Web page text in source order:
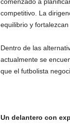
competitivo. La
equilibrio y
Dentro de las
actualmente se
que el futbolista
Un delantero con